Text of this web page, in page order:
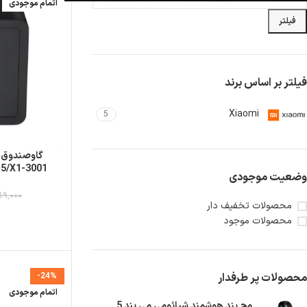
فیلتر
فیلتر بر اساس برند
Xiaomi
5
وضعیت موجودی
محصولات تخفیف دار
محصولات موجود
محصولات پر طرفدار
اتمام موجودی
X1-3001
-24%
اتمام موجودی